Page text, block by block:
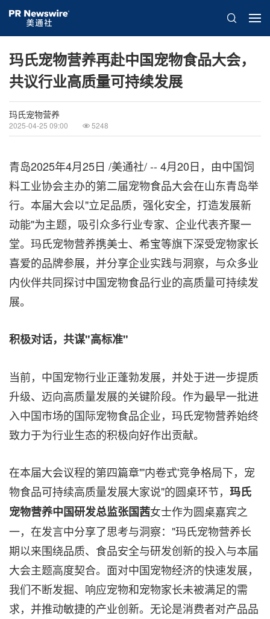
玛氏宠物营养再赴中国宠物食品大会，
共议行业高质量可持续发展
玛氏宠物营养
2025-04-25 09:00 5248
青岛2025年4月25日 /美通社/ -- 4月20日，由中国饲
料工业协会主办的第二届宠物食品大会在山东青岛举
行。本届大会以"立足品质，强化安全，打造发展新
动能"为主题，吸引众多行业专家、企业代表齐聚一
堂。玛氏宠物营养携美士、希宝等旗下深受宠物家长
喜爱的品牌参展，并分享企业实践与洞察，与众多业
内伙伴共同探讨中国宠物食品行业的高质量可持续发
展。
积极对话，共谋"高标准"
当前，中国宠物行业正蓬勃发展，并处于进一步提质
升级、迈向高质量发展的关键阶段。作为最早一批进
入中国市场的国际宠物食品企业，玛氏宠物营养始终
致力于为行业生态的积极向好作出贡献。
在本届大会议程的第四篇章"'内卷式'竞争格局下，宠
物食品可持续高质量发展大家说"的圆桌环节， 玛氏
宠物营养中国研发总监张国茜女士作为圆桌嘉宾之
一，在发言中分享了思考与洞察："玛氏宠物营养长
期以来围绕品质、食品安全与研发创新的投入与本届
大会主题高度契合。面对中国宠物经济的快速发展，
我们不断发掘、响应宠物和宠物家长未被满足的需
求，并推动敏捷的产业创新。无论是消费者对产品品